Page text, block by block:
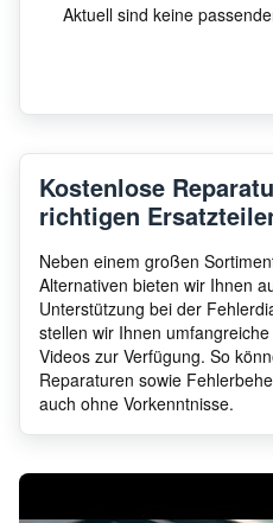
Aktuell sind keine
Kostenlose
richtigen
Neben einem großen
Alternativen bieten wir Ihnen
Unterstützung bei der
stellen wir Ihnen
Videos zur Verfügung. So
Reparaturen sowie
auch ohne Vorkenntnisse.